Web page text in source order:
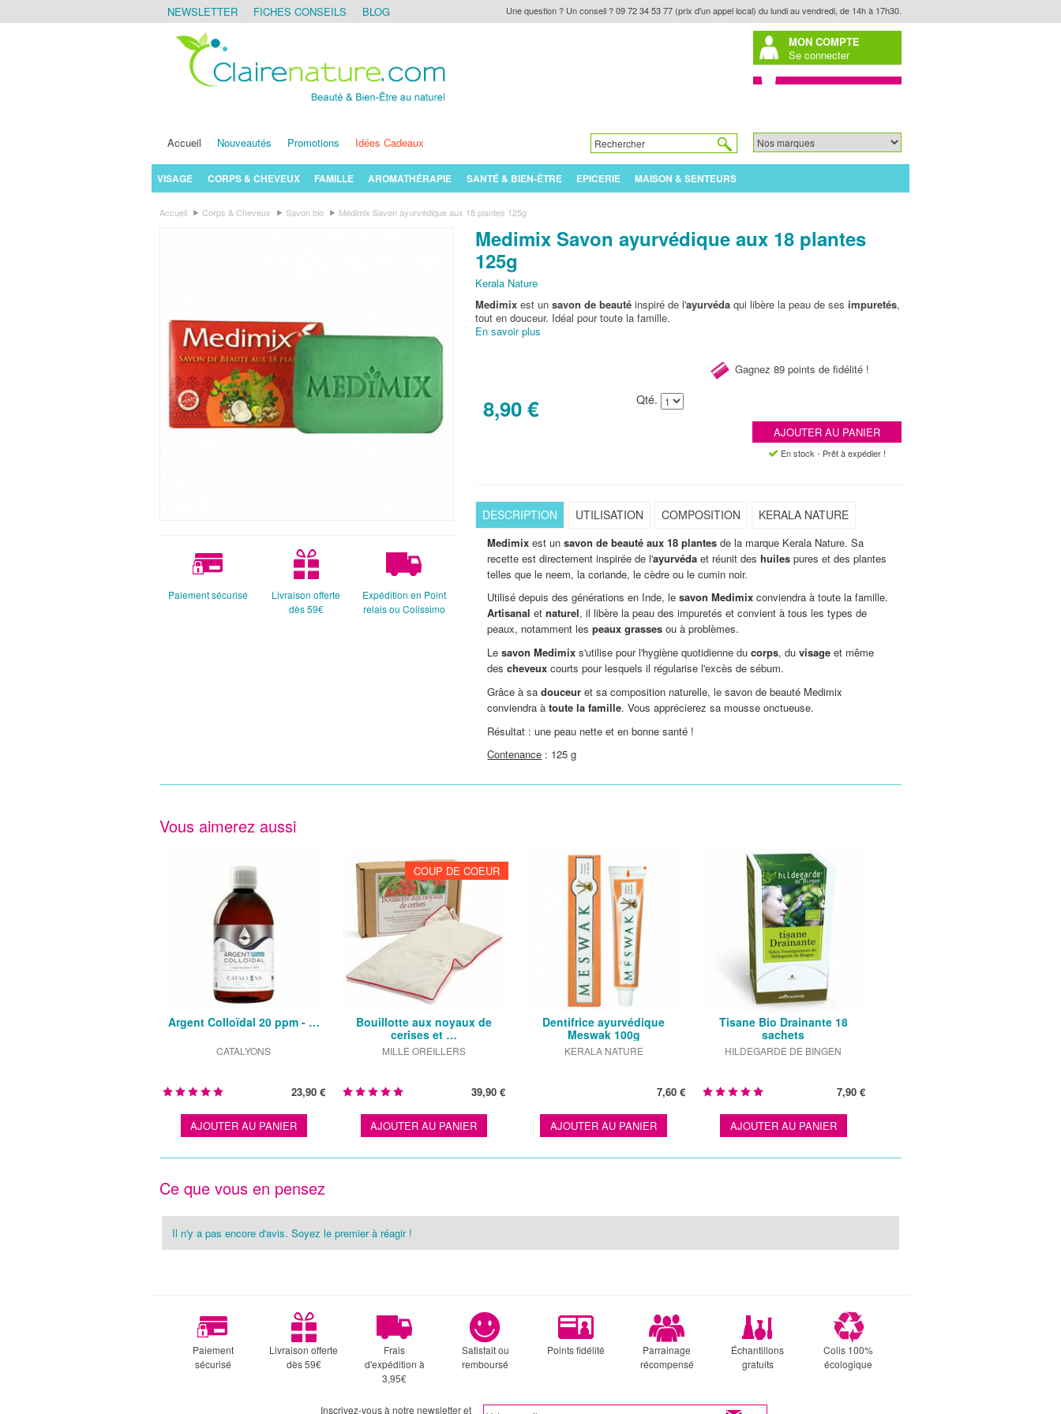
Une question ? Un conseil ? 09 72 34 53 77 (prix d'un appel local) du lundi au vendredi, de 14h à 17h30.
NEWSLETTER FICHES CONSEILS
BLOG
MON COMPTE
Se connecter
Accueil Nouveautés Promotions Idées Cadeaux
VISAGE CORPS & CHEVEUX FAMILLE AROMATHÉRAPIE SANTÉ & BIEN-ÊTRE EPICERIE MAISON & SENTEURS
Accueil Corps & Cheveux Savon bio Medimix Savon ayurvédique aux 18 plantes 125g
Paiement sécurisé
Livraison offerte
dès 59€
Expédition en Point
relais ou Colissimo
Medimix Savon ayurvédique aux 18 plantes
125g
Kerala Nature
Medimix est unsavon de beauté inspiré de l'ayurvéda qui libère la peau de sesimpuretés,
tout en douceur. Idéal pour toute la famille.
En savoir plus
Gagnez89 points de fidélité !
8,90 € Qté.
AJOUTER AU PANIER
En stock - Prêt à expédier !
DESCRIPTION UTILISATION COMPOSITION KERALA NATURE
Medimix est unsavon de beauté aux 18 plantes de la marque Kerala Nature. Sa
recette est directement inspirée de l'ayurvéda et réunit deshuiles pures et des plantes
telles que le neem, la coriande, le cèdre ou le cumin noir.
Utilisé depuis des générations en Inde, lesavon Medimix conviendra à toute la famille.
Artisanal etnaturel, il libère la peau des impuretés et convient à tous les types de
peaux, notamment lespeaux grasses ou à problèmes.
Lesavon Medimix s'utilise pour l'hygiène quotidienne ducorps, duvisage et même
descheveux courts pour lesquels il régularise l'excès de sébum.
Grâce à sadouceur et sa composition naturelle, le savon de beauté Medimix
conviendra àtoute la famille. Vous apprécierez sa mousse onctueuse.
Résultat : une peau nette et en bonne santé !
Contenance : 125 g
Vous aimerez aussi
Argent Colloïdal 20 ppm - …
CATALYONS
23,90 €
AJOUTER AU PANIER
COUP DE COEUR
Bouillotte aux noyaux de
cerises et …
MILLE OREILLERS
39,90 €
AJOUTER AU PANIER
Dentifrice ayurvédique
Meswak 100g
KERALA NATURE
7,60 €
AJOUTER AU PANIER
Tisane Bio Drainante 18
sachets
HILDEGARDE DE BINGEN
7,90 €
AJOUTER AU PANIER
Ce que vous en pensez
Il n'y a pas encore d'avis. Soyez le premier à réagir !
Paiement
sécurisé
Livraison offerte
dès 59€
Frais
d'expédition à
3,95€
Satisfait ou
remboursé
Points fidélité
Parrainage
récompensé
Échantillons
gratuits
Colis 100%
écologique
Inscrivez-vous à notre newsletter et